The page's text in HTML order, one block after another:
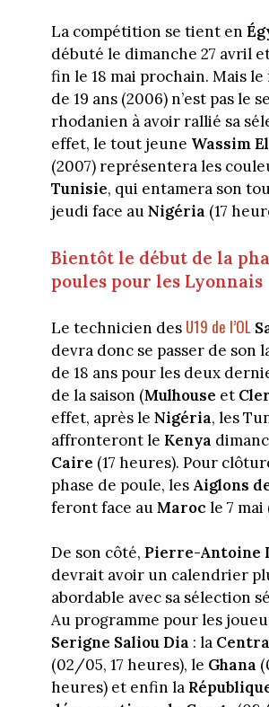
La compétition se tient en
débuté le dimanche 27 avril
fin le 18 mai prochain. Mais
de 19 ans (2006) n’est pas le
rhodanien à avoir rallié sa
effet, le tout jeune Wassim
(2007) représentera les
Tunisie, qui entamera son
jeudi face auNigéria (17
Bientôt le début de la
poules pour les Lyonnais
Le technicien des U19 de l’OL
devra donc se passer de son
de 18 ans pour les deux
de la saison (Mulhouse et
effet, après le Nigéria, les
affronteront le Kenya
Caire (17 heures). Pour
phase de poule, les Aiglons
feront face auMaroc le 7 mai
De son côté, Pierre-Antoine
devrait avoir un calendrier
abordable avec sa sélection
Au programme pour les
Serigne Saliou Dia : la
(02/05, 17 heures), le Ghana
heures) et enfin la